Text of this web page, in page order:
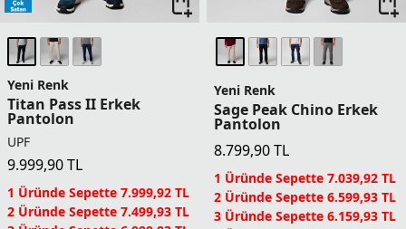
Yeni Renk
Titan Pass II Erkek
Pantolon
UPF
9.999,90TL
1 Üründe Sepette 7.999,92 TL
2 Üründe Sepette 7.499,93 TL
Yeni Renk
Sage Peak Chino Erkek
Pantolon
8.799,90TL
1 Üründe Sepette 7.039,92 TL
2 Üründe Sepette 6.599,93 TL
3 Üründe Sepette 6.159,93 TL